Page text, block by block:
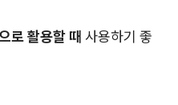
로 활용할 때 사용하기 좋